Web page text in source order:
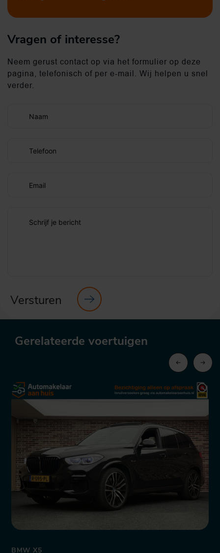
Vragen of interesse?
Neem gerust contact op via het formulier op deze
pagina, telefonisch of per e-mail. Wij helpen u snel
verder.
Naam
Telefoon
Email
Schrijf je bericht
Versturen
Gerelateerde voertuigen
BMW X5